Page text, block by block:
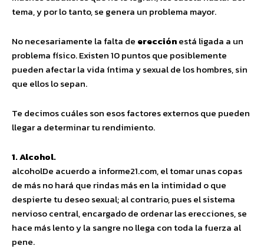
tema, y por lo tanto, se genera un problema mayor.
No necesariamente la falta de erecciónestá ligada a un
problema físico. Existen 10 puntos que posiblemente
pueden afectar la vida íntima y sexual de los hombres, sin
que ellos lo sepan.
Te decimos cuáles son esos factores externos que pueden
llegar a determinar tu rendimiento.
1. Alcohol.
alcoholDe acuerdo a informe21.com, el tomar unas copas
de más no hará que rindas más en la intimidad o que
despierte tu deseo sexual; al contrario, pues el sistema
nervioso central, encargado de ordenar las erecciones, se
hace más lento y la sangre no llega con toda la fuerza al
pene.